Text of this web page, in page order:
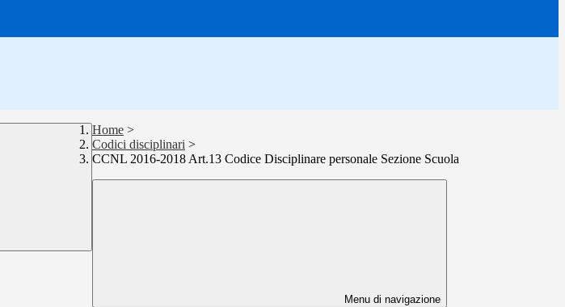
Home >
Codici disciplinari >
CCNL 2016-2018 Art.13 Codice Disciplinare personale Sezione Scuola
Menu di navigazione